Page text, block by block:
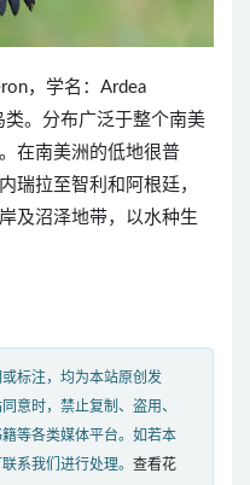
，学名：Ardea
。分布广泛于整个南美
在南美洲的低地很普
瑞拉至智利和阿根廷，
及沼泽地带，以水种生
标注，均为本站原创发
意时，禁止复制、盗用、
等各类媒体平台。如若本
系我们进行处理。 查看花